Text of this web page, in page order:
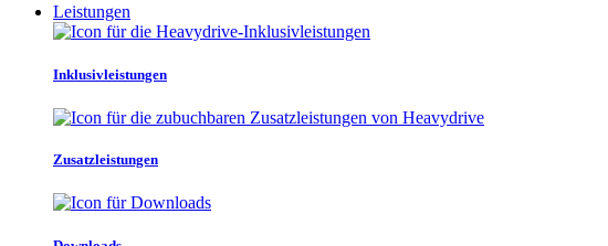
Leistungen
Inklusivleistungen
Zusatzleistungen